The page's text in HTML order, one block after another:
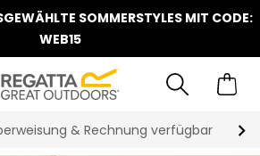
SOMMERSTYLES MIT CODE:
WEB15
& Rechnung verfügbar